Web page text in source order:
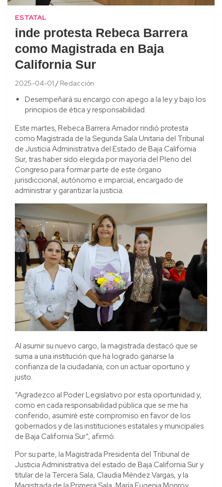
ESTATAL
inde protesta Rebeca Barrera
como Magistrada en Baja
California Sur
2025-04-01 Redacción
Desempeñará su encargo con apego a la ley y bajo los
principios de ética y responsabilidad.
Este martes, Rebeca Barrera Amador rindió protesta
como Magistrada de la Segunda Sala Unitaria del Tribunal
de Justicia Administrativa del Estado de Baja California
Sur, tras haber sido elegida por mayoría del Pleno del
Congreso para formar parte de este órgano
jurisdiccional, autónomo e imparcial, encargado de
administrar y garantizar la justicia.
Al asumir su nuevo cargo, la magistrada destacó que se
suma a una institución que ha logrado ganarse la
confianza de la ciudadanía, con un actuar oportuno y
justo.
“Agradezco al Poder Legislativo por esta oportunidad y,
como en cada responsabilidad pública que se me ha
conferido, asumiré este compromiso en favor de los
gobernados y de las instituciones estatales y municipales
de Baja California Sur”, afirmó.
Por su parte, la Magistrada Presidenta del Tribunal de
Justicia Administrativa del estado de Baja California Sur y
titular de la Tercera Sala, Claudia Méndez Vargas, y la